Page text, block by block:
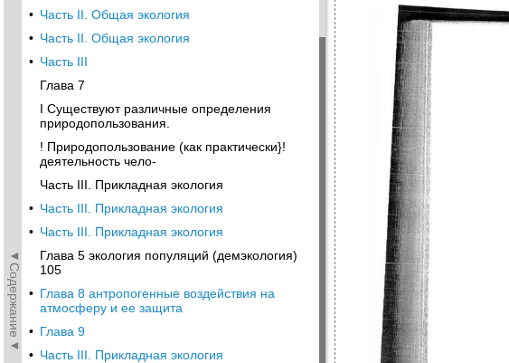
◄Содержание◄
• Часть II. Общая экология
• Часть II. Общая экология
• Часть III
Глава 7
I Существуют различные определения
природопользования.
! Природопользование (как практически}!
деятельность чело-
Часть III. Прикладная экология
• Часть III. Прикладная экология
• Часть III. Прикладная экология
Глава 5 экология популяций (демэкология)
105
• Глава 8 антропогенные воздействия на
атмосферу и ее защита
• Глава 9
• Часть III. Прикладная экология